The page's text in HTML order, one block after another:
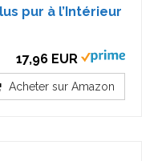
pur à l’Intérieur
17,96 EUR
Acheter sur Amazon